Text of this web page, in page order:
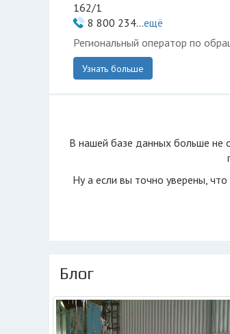
162/1
8 800 234...ещё
Региональный оператор по
Узнать больше
В нашей базе данных больше не
Ну а если вы точно уверены,
Блог